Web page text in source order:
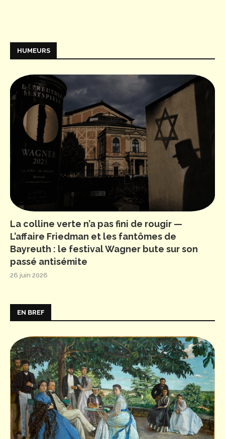
HUMEURS
La colline verte n’a pas fini de rougir —
L’affaire Friedman et les fantômes de
Bayreuth : le festival Wagner bute sur son
passé antisémite
26 juin 2026
EN BREF